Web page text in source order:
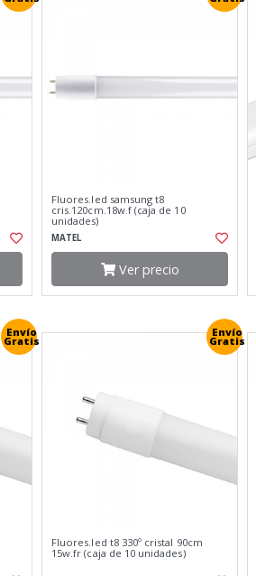
Fluores.led samsung t8
cris.120cm.18w.f (caja de 10
unidades)
MATEL
Ver precio
Envío
Gratis
Envío
Gratis
Fluores.led t8 330º cristal 90cm
15w.fr (caja de 10 unidades)